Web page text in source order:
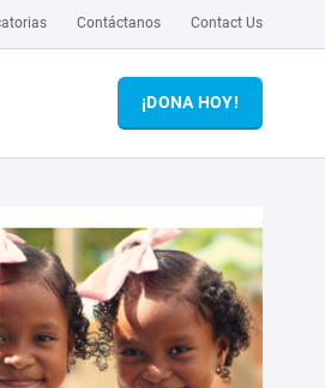
Contáctanos Contact Us
¡DONA HOY!